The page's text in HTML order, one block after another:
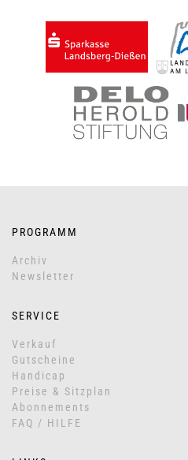
Einmietung
ANMELDEN
PROGRAMM
Archiv
Newsletter
SERVICE
Verkauf
Gutscheine
Handicap
Preise & Sitzplan
Abonnements
FAQ / HILFE